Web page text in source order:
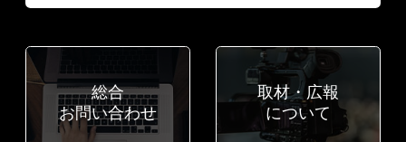
総合
お問い合わせ
取材・広報
について